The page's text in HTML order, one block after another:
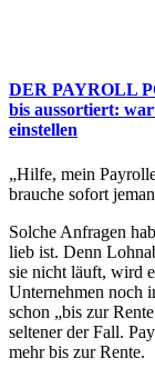
DER PAYROLL
bis aussortiert:
einstellen
„Hilfe, mein
brauche sofort
Solche Anfragen
lieb ist. Denn
sie nicht läuft, wird
Unternehmen noch
schon „bis zur
seltener der Fall.
mehr bis zur Rente.